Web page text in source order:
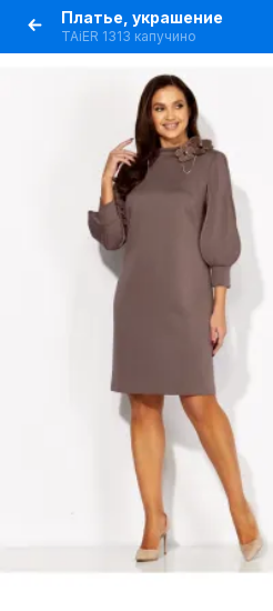
Платье, украшение
TAiER 1313 капучино